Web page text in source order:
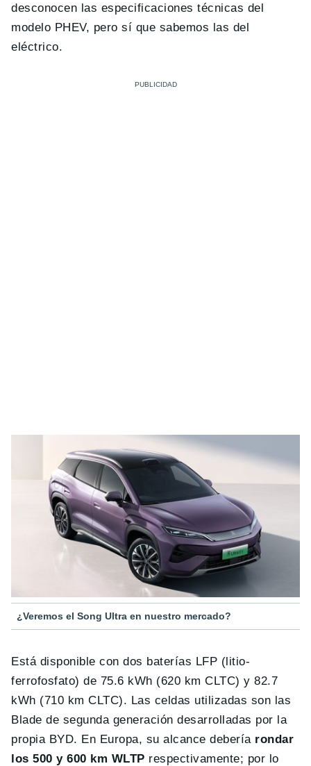
desconocen las especificaciones técnicas del
modelo PHEV, pero sí que sabemos las del
eléctrico.
¿Veremos el Song Ultra en nuestro mercado?
Está disponible con dos baterías LFP (litio-
ferrofosfato) de 75.6 kWh (620 km CLTC) y 82.7
kWh (710 km CLTC). Las celdas utilizadas son las
Blade de segunda generación desarrolladas por la
propia BYD. En Europa, su alcance debería rondar
los 500 y 600 km WLTP respectivamente; por lo